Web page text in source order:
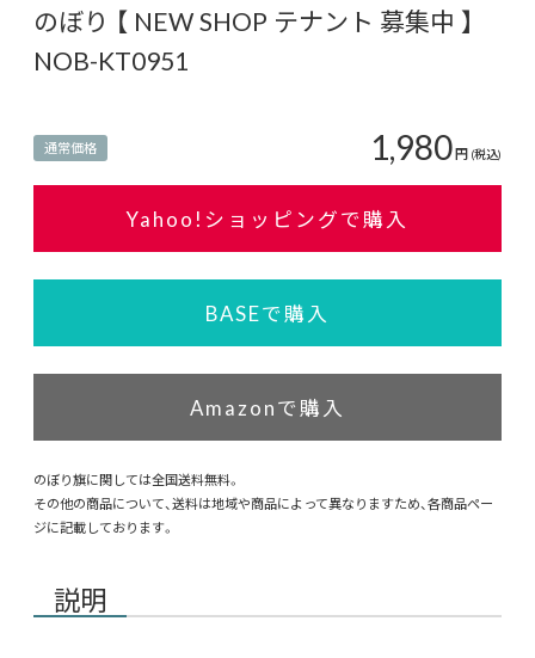
のぼり 【 NEW SHOP テナント 募集中 】
NOB-KT0951
通常価格 1,980円 (税込)
Yahoo!ショッピングで購入
BASEで購入
Amazonで購入
のぼり旗に関しては全国送料無料。
その他の商品について、送料は地域や商品によって異なりますため、各商品ペー
ジに記載しております。
説明